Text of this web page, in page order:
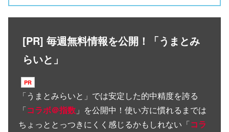
[PR] 毎週無料情報を公開！「うまとみ
らいと」
「うまとみらいと 」では安定した的中精度を誇る
「コラボ＠指数 」を公開中！使い方に慣れるまでは
ちょっととっつきにくく感じるかもしれない「コラ